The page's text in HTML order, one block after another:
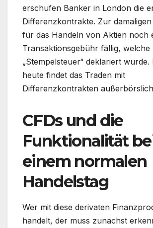
erschufen Banker in London die
Differenzkontrakte. Zur
für das Handeln von Aktien noch
Transaktionsgebühr fällig, welche
„Stempelsteuer“ deklariert wurde.
heute findet das Traden mit
Differenzkontrakten
CFDs und die
Funktionalität
einem normalen
Handelstag
Wer mit diese derivaten
handelt, der muss zunächst